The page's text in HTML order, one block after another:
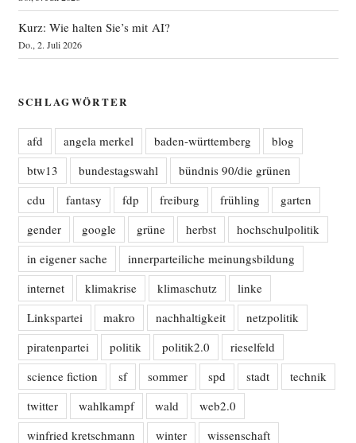
Kurz: Wie halten Sie’s mit AI?
Do., 2. Juli 2026
SCHLAGWÖRTER
afd angela merkel baden-württemberg
blog
btw13
bundestagswahl
bündnis 90/die grünen
cdu
fantasy fdp freiburg frühling
garten
gender
google grüne herbst
hochschulpolitik
in eigener sache
innerparteiliche meinungsbildung
internet
klimakrise klimaschutz
linke
Linkspartei
makro nachhaltigkeit
netzpolitik
piratenpartei
politik politik2.0
rieselfeld
science fiction
sf sommer spd stadt
technik
twitter
wahlkampf wald
web2.0
winfried kretschmann
winter wissenschaft